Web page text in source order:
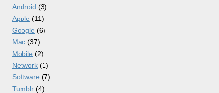
Android (3)
Apple (11)
Google (6)
Mac (37)
Mobile (2)
Network (1)
Software (7)
Tumblr (4)